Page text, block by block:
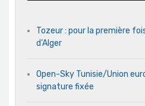
Tozeur : pour la première
d’Alger
Open-Sky Tunisie/Union
signature fixée